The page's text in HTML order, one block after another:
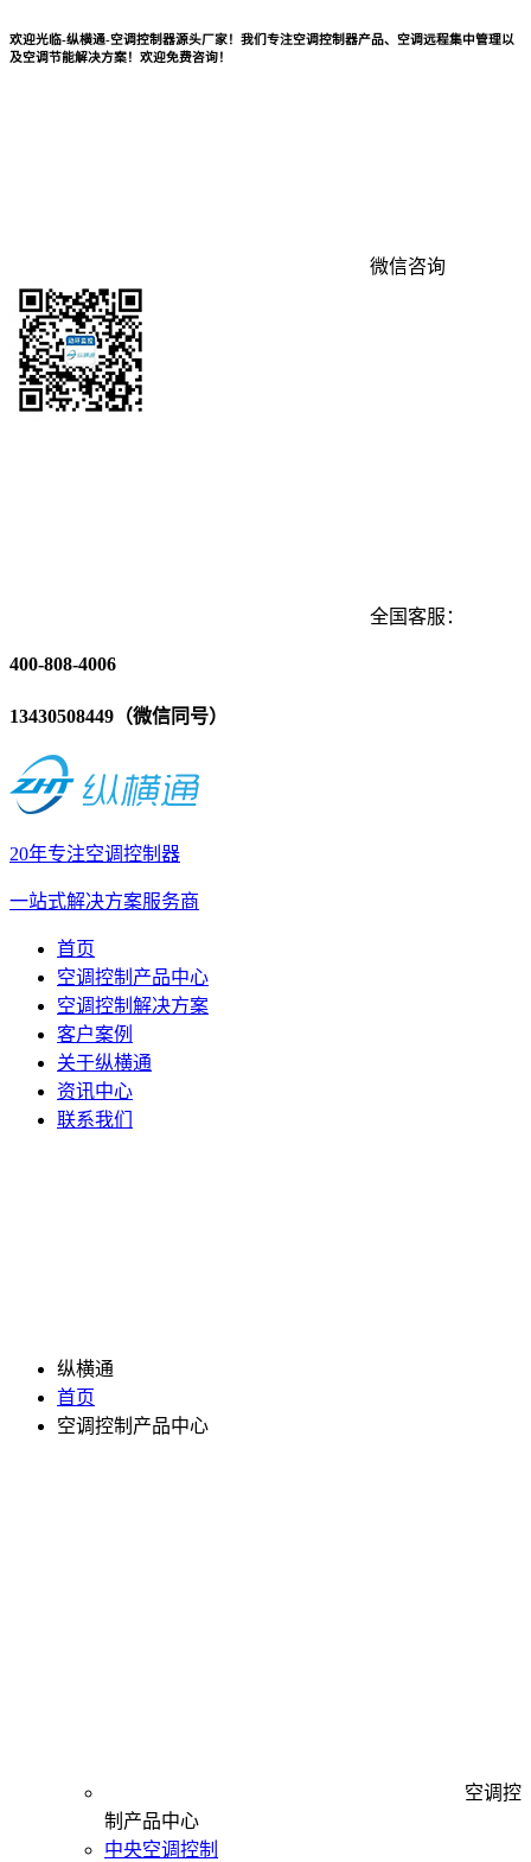
欢迎光临-纵横通-空调控制器源头厂家！我们专注空调控制器产品、空调远程集中管理以
及空调节能解决方案！欢迎免费咨询！
微信咨询
全国客服：
400-808-4006
13430508449（微信同号）
20年专注空调控制器
一站式解决方案服务商
首页
空调控制产品中心
空调控制解决方案
客户案例
关于纵横通
资讯中心
联系我们
纵横通
首页
空调控制产品中心
空调控
制产品中心
中央空调控制